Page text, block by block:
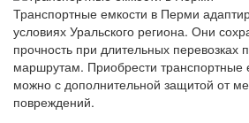
Транспортные емкости в Перми
условиях Уральского региона. Они
прочность при длительных перевозках
маршрутам. Приобрести транспортные
можно с дополнительной защитой от
повреждений.